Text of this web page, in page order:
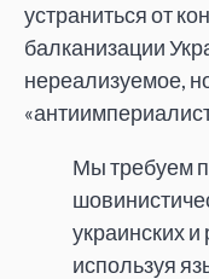
устраниться от
балканизации
нереализуемое,
Мы требуем
украинских
используя